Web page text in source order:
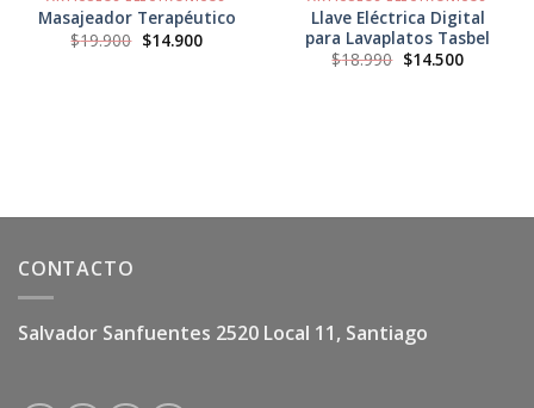
Masajeador Terapéutico
$19.900 El
precio
$14.900El
precio
Llave Eléctrica Digital
para Lavaplatos Tasbel
$18.990 El
precio
$14.500El
precio
CONTACTO
Salvador Sanfuentes 2520 Local 11, Santiago